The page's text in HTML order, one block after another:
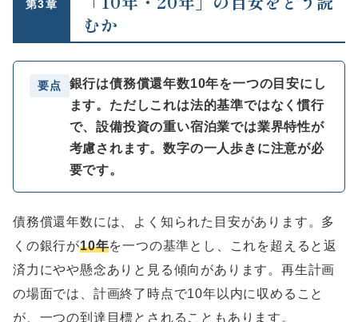
第3章
むか
要点
銀行は債務償還年数10年を一つの目安にし
ます。ただしこれは法的基準ではなく慣行
で、設備投資の重い宿泊業では業界特性が
考慮されます。数字の一人歩きに注意が必
要です。
債務償還年数には、よく知られた目安があります。多
くの銀行が10年を一つの基準とし、これを超えると返
済力にやや懸念ありと見る傾向があります。再生計画
の場面では、計画終了時点で10年以内に収めること
が、一つの到達目標とされることもあります。